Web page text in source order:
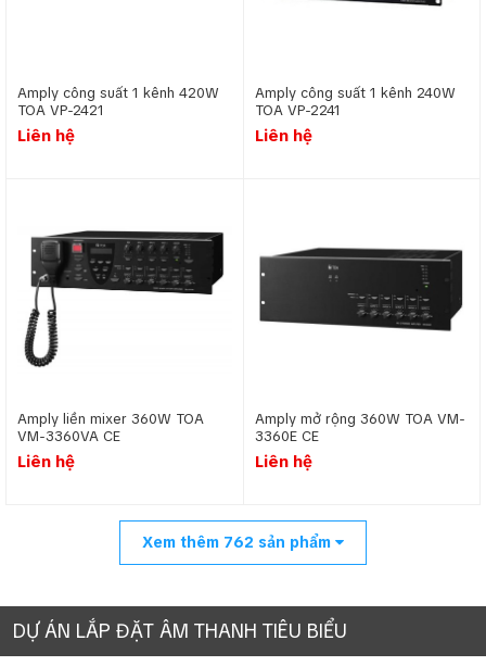
Amply công suất 1 kênh 420W
TOA VP-2421
Liên hệ
Amply công suất 1 kênh 240W
TOA VP-2241
Liên hệ
Amply liền mixer 360W TOA
VM-3360VA CE
Liên hệ
Amply mở rộng 360W TOA VM-
3360E CE
Liên hệ
Xem thêm 762 sản phẩm
DỰ ÁN LẮP ĐẶT ÂM THANH TIÊU BIỂU